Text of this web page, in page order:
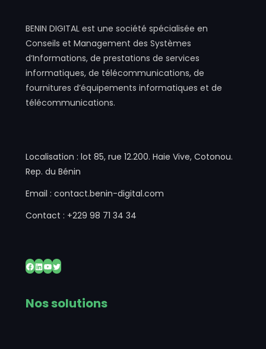
BENIN DIGITAL est une société spécialisée en
Conseils et Management des Systèmes
d’Informations, de prestations de services
informatiques, de télécommunications, de
fournitures d’équipements informatiques et de
télécommunications.
Localisation : lot 85, rue 12.200. Haie Vive, Cotonou.
Rep. du Bénin
Email : contact.benin-digital.com
Contact : +229 98 71 34 34
Nos solutions